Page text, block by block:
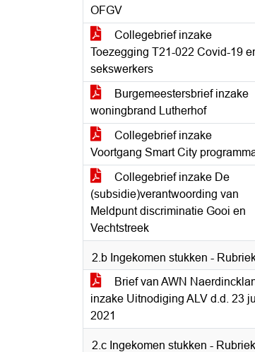
OFGV
Collegebrief inzake
Toezegging T21-022 Covid-19
sekswerkers
Burgemeestersbrief inzake
woningbrand Lutherhof
Collegebrief inzake
Voortgang Smart City
Collegebrief inzake De
(subsidie)verantwoording van
Meldpunt discriminatie Gooi en
Vechtstreek
2.b Ingekomen stukken - Rubriek
Brief van AWN
inzake Uitnodiging ALV d.d. 23
2021
2.c Ingekomen stukken - Rubriek